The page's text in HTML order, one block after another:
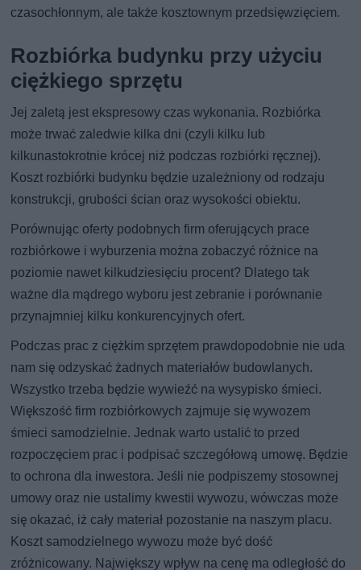
czasochłonnym, ale także kosztownym przedsięwzięciem.
Rozbiórka budynku przy użyciu
ciężkiego sprzętu
Jej zaletą jest ekspresowy czas wykonania. Rozbiórka
może trwać zaledwie kilka dni (czyli kilku lub
kilkunastokrotnie krócej niż podczas rozbiórki ręcznej).
Koszt rozbiórki budynku będzie uzależniony od rodzaju
konstrukcji, grubości ścian oraz wysokości obiektu.
Porównując oferty podobnych firm oferujących prace
rozbiórkowe i wyburzenia można zobaczyć różnice na
poziomie nawet kilkudziesięciu procent? Dlatego tak
ważne dla mądrego wyboru jest zebranie i porównanie
przynajmniej kilku konkurencyjnych ofert.
Podczas prac z ciężkim sprzętem prawdopodobnie nie uda
nam się odzyskać żadnych materiałów budowlanych.
Wszystko trzeba będzie wywieźć na wysypisko śmieci.
Większość firm rozbiórkowych zajmuje się wywozem
śmieci samodzielnie. Jednak warto ustalić to przed
rozpoczęciem prac i podpisać szczegółową umowę. Będzie
to ochrona dla inwestora. Jeśli nie podpiszemy stosownej
umowy oraz nie ustalimy kwestii wywozu, wówczas może
się okazać, iż cały materiał pozostanie na naszym placu.
Koszt samodzielnego wywozu może być dość
zróżnicowany. Największy wpływ na cenę ma odległość do